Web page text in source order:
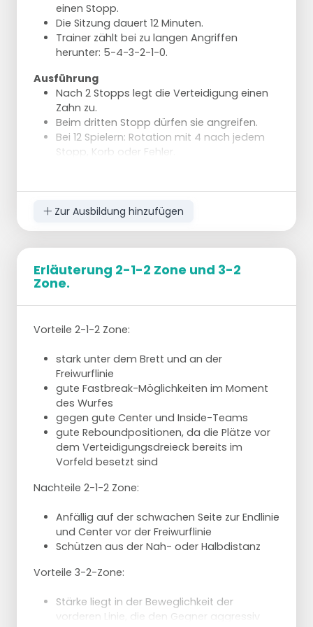
Tipps
Beginnen Sie mit einem schwachen Dribbler
und lassen Sie ihn mit seiner schwachen
Hand beginnen.
Einschränkungen auf: Er darf nur die
Geschwindigkeit ändern, aber nicht die
Richtung, außer an der Seitenlinie.
Verringern Sie die Einschränkungen, sobald
die Verteidiger besser werden.
einen Stopp.
Die Sitzung dauert 12 Minuten.
Trainer zählt bei zu langen Angriffen
herunter: 5-4-3-2-1-0.
Ausführung
Nach 2 Stopps legt die Verteidigung einen
Zahn zu.
Beim dritten Stopp dürfen sie angreifen.
Bei 12 Spielern: Rotation mit 4 nach jedem
Stopp, Korb oder Fehler.
Mannschaft, die den dritten Stopp
verursacht, geht in die Verteidigung.
Drei Verteidiger, vier Angreifer.
2 oder 3 aufeinanderfolgende Stopps für
Wechsel (mit Wurfuhr).
Fehler.
Bei einem Stopp bleibt die Uhr stehen,
Bei Korb, offensivem Rebound oder Fehler,
Uhr auf 35 Sekunden zurücksetzen.
Zur Ausbildung hinzufügen
Erläuterung 2-1-2 Zone und 3-2
Zone.
Vorteile 2-1-2 Zone:
stark unter dem Brett und an der
Freiwurflinie
gute Fastbreak-Möglichkeiten im Moment
des Wurfes
gegen gute Center und Inside-Teams
gute Reboundpositionen, da die Plätze vor
dem Verteidigungsdreieck bereits im
Vorfeld besetzt sind
Nachteile 2-1-2 Zone:
Anfällig auf der schwachen Seite zur Endlinie
und Center vor der Freiwurflinie
Schützen aus der Nah- oder Halbdistanz
Vorteile 3-2-Zone:
Stärke liegt in der Beweglichkeit der
vorderen Linie, die den Gegner aggressiv